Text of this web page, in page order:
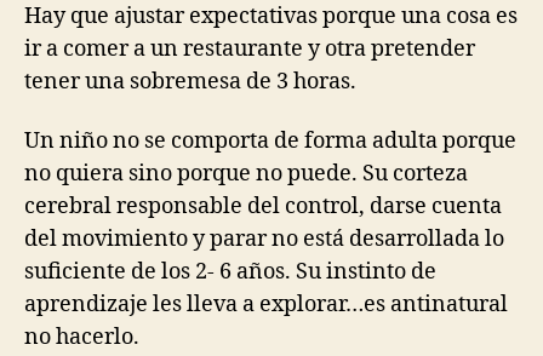
Hay que ajustar expectativas porque una cosa es
ir a comer a un restaurante y otra pretender
tener una sobremesa de 3 horas.
Un niño no se comporta de forma adulta porque
no quiera sino porque no puede. Su corteza
cerebral responsable del control, darse cuenta
del movimiento y parar no está desarrollada lo
suficiente de los 2- 6 años. Su instinto de
aprendizaje les lleva a explorar…es antinatural
no hacerlo.